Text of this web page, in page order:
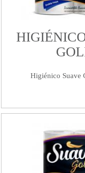
Higiénico Suave